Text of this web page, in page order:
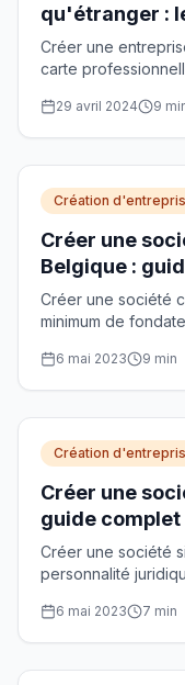
qu'étranger :
Créer une
carte
29 avril 2024 9
Création
Créer une
Belgique :
Créer une société
minimum de
6 mai 2023 9 min
Création
Créer une
guide complet
Créer une société
personnalité
6 mai 2023 7 min